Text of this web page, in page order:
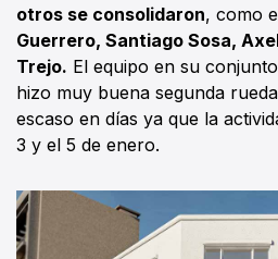
otros se consolidaron, como
Guerrero, Santiago Sosa,
Trejo. El equipo en su
hizo muy buena segunda
escaso en días ya que la
3 y el 5 de enero.